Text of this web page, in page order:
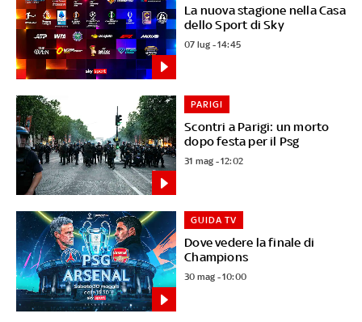
La nuova stagione nella Casa
dello Sport di Sky
07 lug - 14:45
Scontri a Parigi: un morto
dopo festa per il Psg
PARIGI
31 mag - 12:02
Dove vedere la finale di
Champions
GUIDA TV
30 mag - 10:00